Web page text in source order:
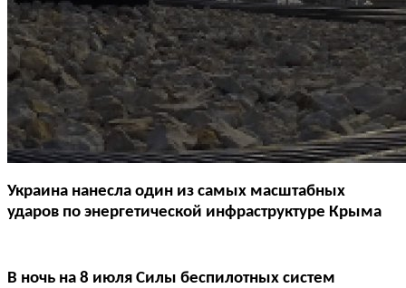
Украина нанесла один из самых масштабных
ударов по энергетической инфраструктуре Крыма
В ночь на 8 июля Силы беспилотных систем